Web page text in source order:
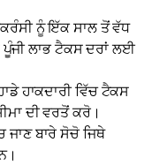
ਨੂੰ ਇੱਕ ਸਾਲ ਤੋਂ ਵੱਧ
ਲਾਭ ਟੈਕਸ ਦਰਾਂ ਲਈ
ਹਾਕਦਾਰੀ ਵਿੱਚ ਟੈਕਸ
ਦੀ ਵਰਤੋਂ ਕਰੋ।
ਜਾਣ ਬਾਰੇ ਸੋਚੋ ਜਿਥੇ